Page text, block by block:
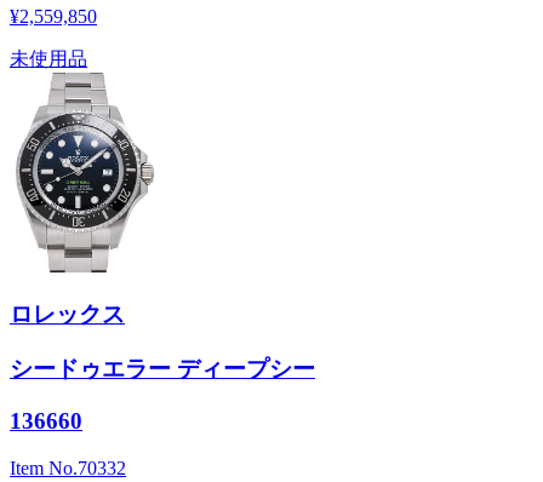
¥2,559,850
未使用品
ロレックス
シードゥエラー ディープシー
136660
Item No.70332